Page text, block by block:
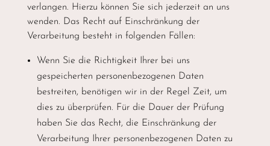
verlangen. Hierzu können Sie sich jederzeit an uns
wenden. Das Recht auf Einschränkung der
Verarbeitung besteht in folgenden Fällen:
Wenn Sie die Richtigkeit Ihrer bei uns
gespeicherten personenbezogenen Daten
bestreiten, benötigen wir in der Regel Zeit, um
dies zu überprüfen. Für die Dauer der Prüfung
haben Sie das Recht, die Einschränkung der
Verarbeitung Ihrer personenbezogenen Daten zu